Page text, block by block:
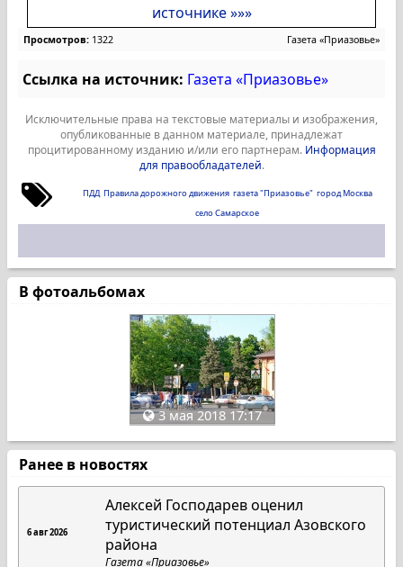
источнике »»»
Просмотров: 1322 Газета «Приазовье»
Ссылка на источник: Газета «Приазовье»
Исключительные права на текстовые материалы и изображения,
опубликованные в данном материале, принадлежат
процитированному изданию и/или его партнерам. Информация
для правообладателей.
ПДД Правила дорожного движения газета "Приазовье" город Москва
село Самарское
В фотоальбомах
3 мая 2018 17:17
Ранее в новостях
6 авг 2026
Алексей Господарев оценил
туристический потенциал Азовского
района
Газета «Приазовье»